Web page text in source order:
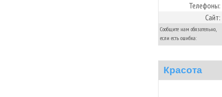
Телефоны:
Сайт:
Сообщите нам обязательно,
если есть ошибка:
Красота